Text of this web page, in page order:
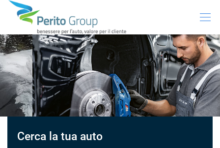
HOME
SUBARU
VEICOLI USATI
PRENOTA INTERVENTO
Cerca la tua auto